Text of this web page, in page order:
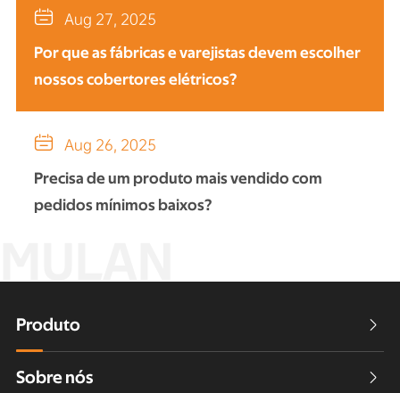
 Aug 27, 2025
Por que as fábricas e varejistas devem escolher
nossos cobertores elétricos?
 Aug 26, 2025
Precisa de um produto mais vendido com
pedidos mínimos baixos?
Produto 
Sobre nós 